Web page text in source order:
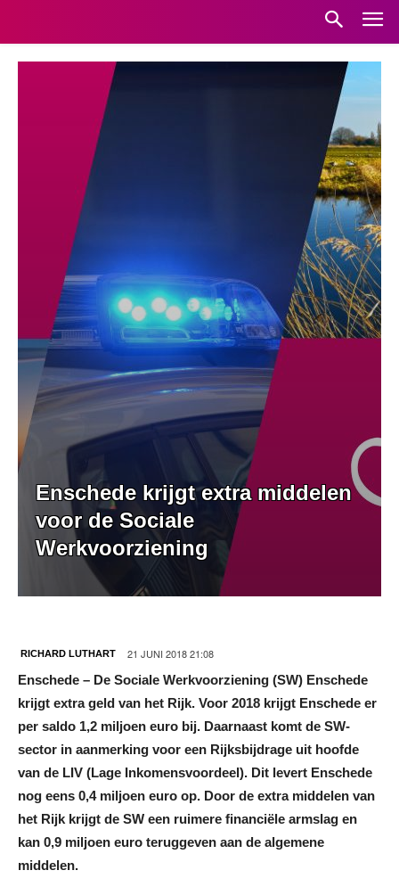
Enschede krijgt extra middelen
voor de Sociale
Werkvoorziening
RICHARD LUTHART 21 JUNI 2018 21:08
Enschede – De Sociale Werkvoorziening (SW) Enschede
krijgt extra geld van het Rijk. Voor 2018 krijgt Enschede er
per saldo 1,2 miljoen euro bij. Daarnaast komt de SW-
sector in aanmerking voor een Rijksbijdrage uit hoofde
van de LIV (Lage Inkomensvoordeel). Dit levert Enschede
nog eens 0,4 miljoen euro op. Door de extra middelen van
het Rijk krijgt de SW een ruimere financiële armslag en
kan 0,9 miljoen euro teruggeven aan de algemene
middelen.